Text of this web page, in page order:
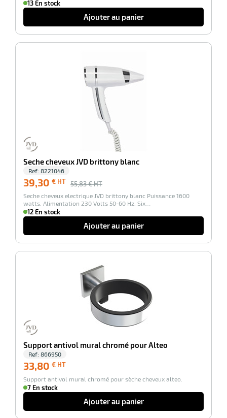
13 En stock
Ajouter au panier
Seche cheveux JVD brittony blanc
Ref: 8221046
39,30 € HT 55,83 € HT
Seche cheveux electrique JVD brittony blanc Puissance 1600
watts. Alimentation 230 Volts 50-60 Hz. Six…
12 En stock
Ajouter au panier
Support antivol mural chromé pour Alteo
Ref: 866950
33,80 € HT
HT
Support antivol mural chromé pour sèche cheveux alteo.
7 En stock
Ajouter au panier